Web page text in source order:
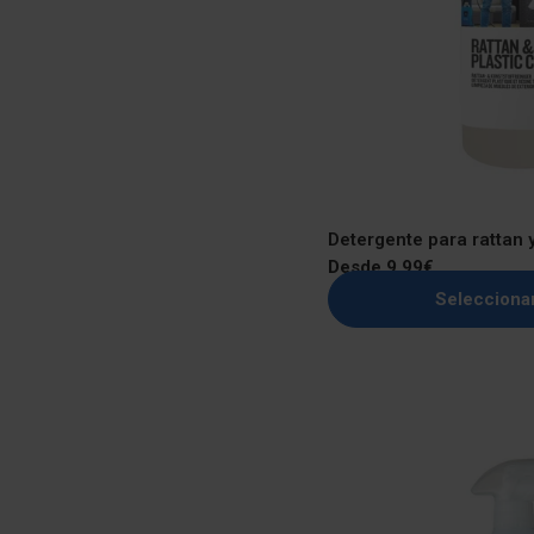
Detergente para rattan
Precio
regular
Desde 9,99€